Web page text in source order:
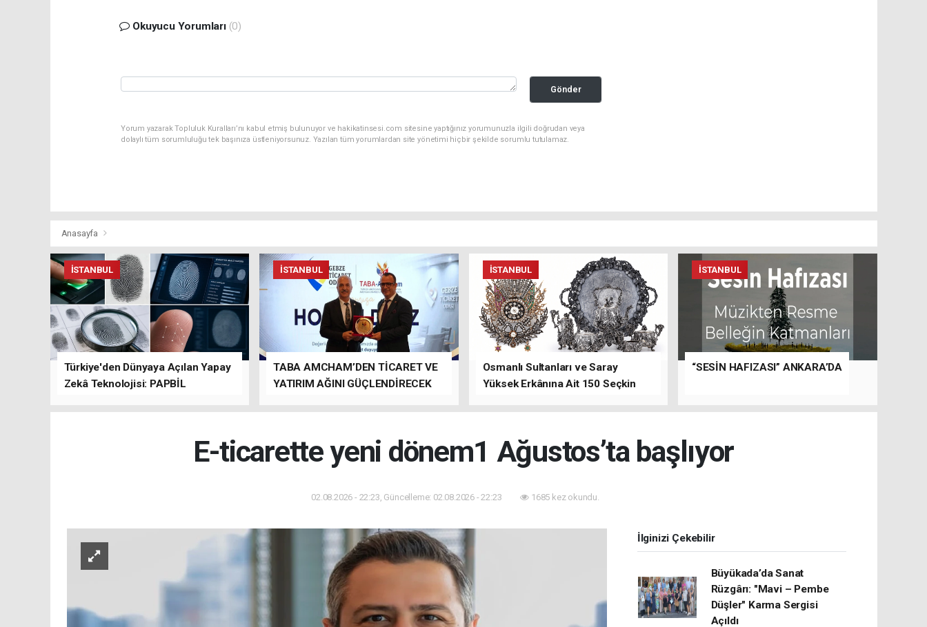
Okuyucu Yorumları (0)
Gönder
Yorum yazarak Topluluk Kuralları’nı kabul etmiş bulunuyor ve hakikatinsesi.com sitesine yaptığınız yorumunuzla ilgili doğrudan veya
dolaylı tüm sorumluluğu tek başınıza üstleniyorsunuz. Yazılan tüm yorumlardan site yönetimi hiçbir şekilde sorumlu tutulamaz.
Anasayfa
İSTANBUL
Türkiye'den Dünyaya Açılan Yapay
Zekâ Teknolojisi: PAPBİL
İSTANBUL
TABA AMCHAM’DEN TİCARET VE
YATIRIM AĞINI GÜÇLENDİRECEK
İSTANBUL
Osmanlı Sultanları ve Saray
Yüksek Erkânına Ait 150 Seçkin
İSTANBUL
“SESİN HAFIZASI” ANKARA’DA
E-ticarette yeni dönem1 Ağustos’ta başlıyor
02.08.2026 - 22:23, Güncelleme: 02.08.2026 - 22:23 1685 kez okundu.
İlginizi Çekebilir
Büyükada’da Sanat
Rüzgârı: "Mavi – Pembe
Düşler" Karma Sergisi
Açıldı